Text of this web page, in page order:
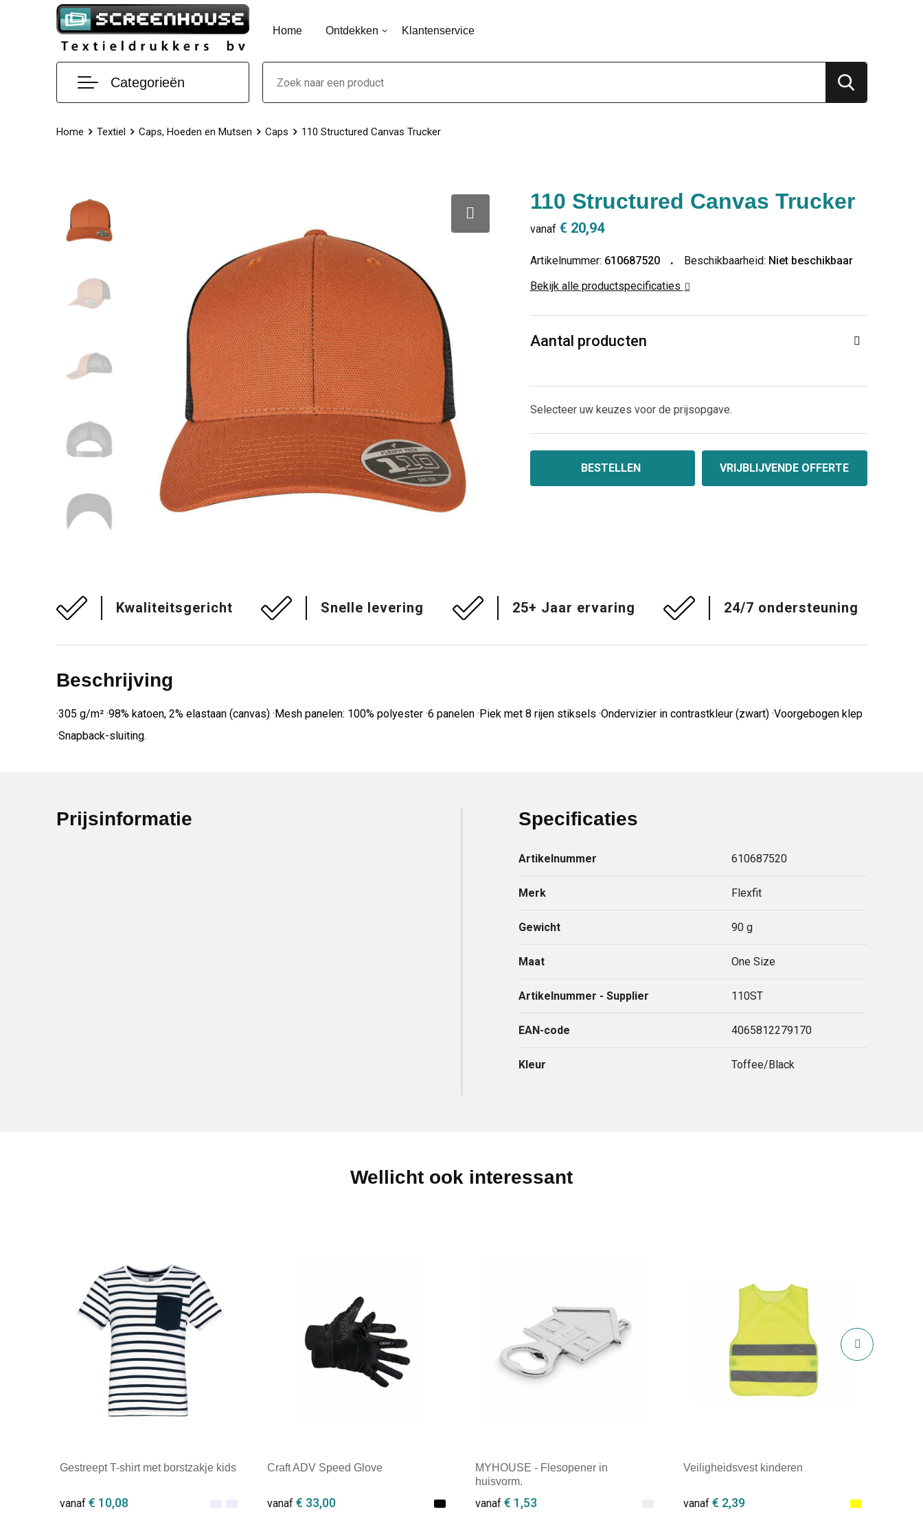
Home Ontdekken Klantenservice
Categorieën
Home Textiel Caps, Hoeden en Mutsen Caps 110 Structured Canvas Trucker
110 Structured Canvas Trucker
vanaf € 20,94
Artikelnummer: 610687520 Beschikbaarheid: Niet beschikbaar
Bekijk alle productspecificaties
Aantal producten
Selecteer uw keuzes voor de prijsopgave.
BESTELLEN VRIJBLIJVENDE OFFERTE
Kwaliteitsgericht Snelle levering 25+ Jaar ervaring 24/7 ondersteuning
Beschrijving
·305 g/m² ·98% katoen, 2% elastaan (canvas) ·Mesh panelen: 100% polyester ·6 panelen ·Piek met 8 rijen stiksels ·Ondervizier in contrastkleur (zwart) ·Voorgebogen klep
·Snapback-sluiting.
Prijsinformatie Specificaties
Artikelnummer 610687520
Merk Flexfit
Gewicht 90 g
Maat One Size
Artikelnummer - Supplier 110ST
EAN-code 4065812279170
Kleur Toffee/Black
Wellicht ook interessant
Gestreept T-shirt met borstzakje kids
vanaf € 10,08
Craft ADV Speed Glove
vanaf€ 33,00
MYHOUSE - Flesopener in
huisvorm.
vanaf € 1,53
Veiligheidsvest kinderen
vanaf € 2,39